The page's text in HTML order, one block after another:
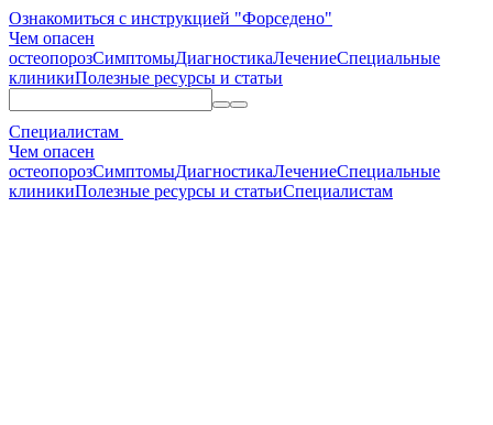
Ознакомиться с инструкцией "Форседено"
Чем опасен
остеопорозСимптомыДиагностикаЛечениеСпециальные
клиникиПолезные ресурсы и статьи
Специалистам
Чем опасен
остеопорозСимптомыДиагностикаЛечениеСпециальные
клиникиПолезные ресурсы и статьиСпециалистам